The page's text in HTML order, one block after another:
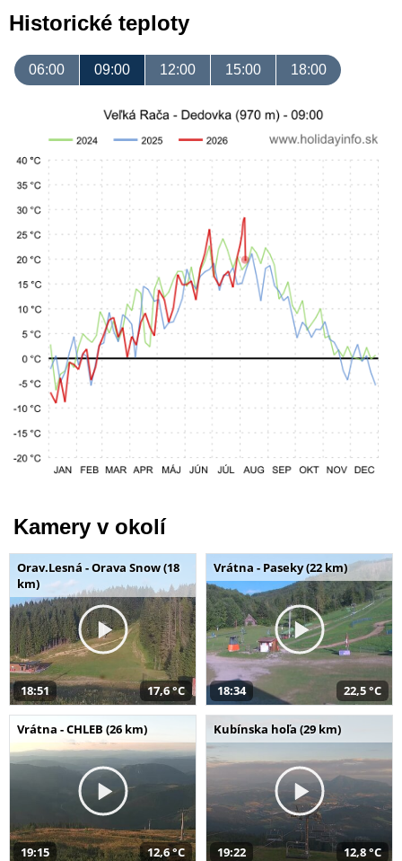
Historické teploty
06:00 09:00 12:00 15:00 18:00
Kamery v okolí
Orav.Lesná - Orava Snow (18
km)
18:51 17,6 °C
Vrátna - Paseky (22 km)
18:34 22,5 °C
Vrátna - CHLEB (26 km)
19:15 12,6 °C
Kubínska hoľa (29 km)
19:22 12,8 °C